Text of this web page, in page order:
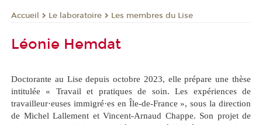
Accueil Le laboratoire Les membres du Lise
Léonie Hemdat
Doctorante au Lise depuis octobre 2023, elle prépare une thèse
intitulée « Travail et pratiques de soin. Les expériences de
travailleur·euses immigré·es en Île-de-France »,sous la direction
de Michel Lallement et Vincent-Arnaud Chappe. Son projet de